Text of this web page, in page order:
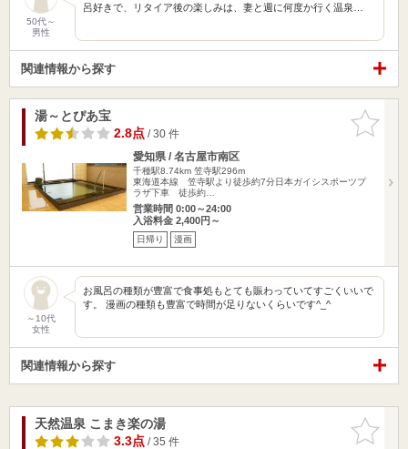
50代～
男性
呂好きで、リタイア後の楽しみは、妻と週に何度か行く温泉…
関連情報から探す
お気に入
りに追加
湯～とぴあ宝
2.8点/ 30 件
愛知県 / 名古屋市南区
千種駅8.74km 笠寺駅296m
東海道本線 笠寺駅より徒歩約7分日本ガイシスポーツプ
ラザ下車 徒歩約…
営業時間 0:00～24:00
入浴料金 2,400円～
日帰り 漫画
～10代
女性
お風呂の種類が豊富で食事処もとても賑わっていてすごくいいで
す。 漫画の種類も豊富で時間が足りないくらいです^_^
関連情報から探す
お気に入
りに追加
天然温泉 こまき楽の湯
3.3点/ 35 件